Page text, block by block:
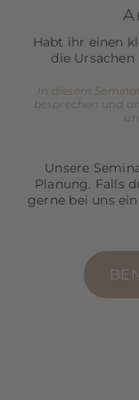
Habt ihr einen
die Ursachen
In diesem
besprechen und
Unsere
Planung. Falls
gerne bei uns